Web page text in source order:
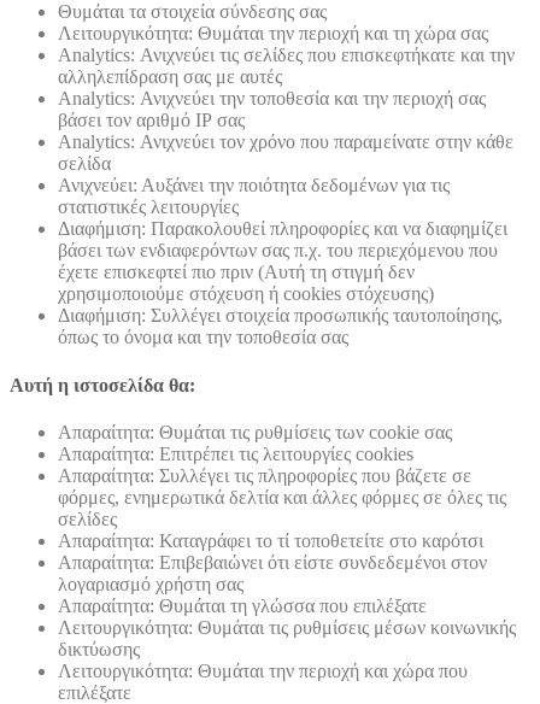
Θυμάται τα στοιχεία σύνδεσης σας
Λειτουργικότητα: Θυμάται την περιοχή και τη χώρα σας
Analytics: Ανιχνεύει τις σελίδες που επισκεφτήκατε και την
αλληλεπίδραση σας με αυτές
Analytics: Ανιχνεύει την τοποθεσία και την περιοχή σας
βάσει τον αριθμό ΙΡ σας
Analytics: Ανιχνεύει τον χρόνο που παραμείνατε στην κάθε
σελίδα
Ανιχνεύει: Αυξάνει την ποιότητα δεδομένων για τις
στατιστικές λειτουργίες
Διαφήμιση: Παρακολουθεί πληροφορίες και να διαφημίζει
βάσει των ενδιαφερόντων σας π.χ. του περιεχόμενου που
έχετε επισκεφτεί πιο πριν (Αυτή τη στιγμή δεν
χρησιμοποιούμε στόχευση ή cookies στόχευσης)
Διαφήμιση: Συλλέγει στοιχεία προσωπικής ταυτοποίησης,
όπως το όνομα και την τοποθεσία σας
Αυτή η ιστοσελίδα θα:
Απαραίτητα: Θυμάται τις ρυθμίσεις των cookie σας
Απαραίτητα: Επιτρέπει τις λειτουργίες cookies
Απαραίτητα: Συλλέγει τις πληροφορίες που βάζετε σε
φόρμες, ενημερωτικά δελτία και άλλες φόρμες σε όλες τις
σελίδες
Απαραίτητα: Καταγράφει το τί τοποθετείτε στο καρότσι
Απαραίτητα: Επιβεβαιώνει ότι είστε συνδεδεμένοι στον
λογαριασμό χρήστη σας
Απαραίτητα: Θυμάται τη γλώσσα που επιλέξατε
Λειτουργικότητα: Θυμάται τις ρυθμίσεις μέσων κοινωνικής
δικτύωσης
Λειτουργικότητα: Θυμάται την περιοχή και χώρα που
επιλέξατε